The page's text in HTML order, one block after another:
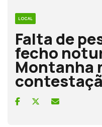
LOCAL
Falta de
fecho
Montanha